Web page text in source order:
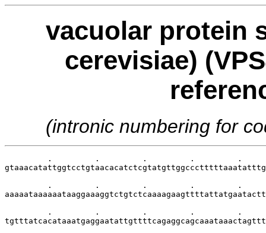
vacuolar protein
cerevisiae)
(intronic numbering for
.         .         .         .         .
.         .         .         .         .
.         .         .         .         .